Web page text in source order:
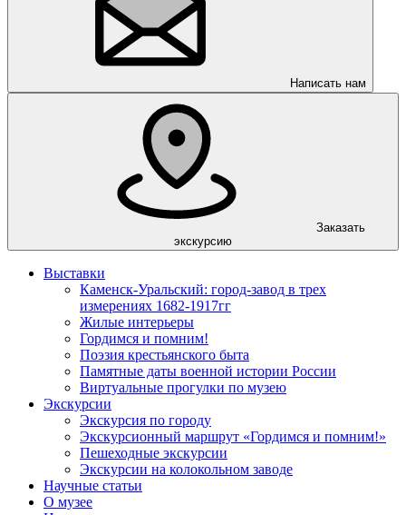
Написать нам
Заказать
экскурсию
Выставки
Каменск-Уральский: город-завод в трех
измерениях 1682-1917гг
Жилые интерьеры
Гордимся и помним!
Поэзия крестьянского быта
Памятные даты военной истории России
Виртуальные прогулки по музею
Экскурсии
Экскурсия по городу
Экскурсионный маршрут «Гордимся и помним!»
Пешеходные экскурсии
Экскурсии на колокольном заводе
Научные статьи
О музее